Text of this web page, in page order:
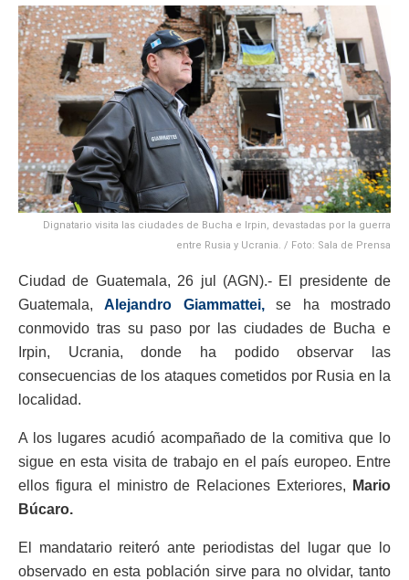
Dignatario visita las ciudades de Bucha e Irpin, devastadas por la guerra
entre Rusia y Ucrania. / Foto: Sala de Prensa
Ciudad de Guatemala, 26 jul (AGN).- El presidente de
Guatemala,Alejandro Giammattei,se ha mostrado
conmovido tras su paso por las ciudades de Bucha e
Irpin, Ucrania, donde ha podido observar las
consecuencias de los ataques cometidos por Rusia en la
localidad.
A los lugares acudió acompañado de la comitiva que lo
sigue en esta visita de trabajo en el país europeo. Entre
ellos figura el ministro de Relaciones Exteriores,
Mario
Búcaro.
El mandatario reiteró ante periodistas del lugar que lo
observado en esta población sirve para no olvidar, tanto